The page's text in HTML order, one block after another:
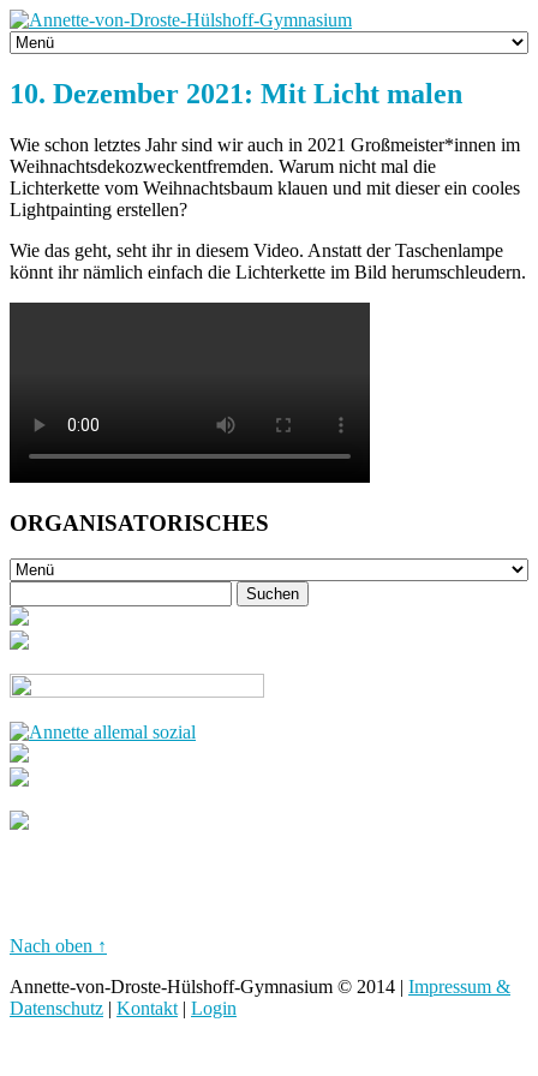
10. Dezember 2021: Mit Licht malen
Wie schon letztes Jahr sind wir auch in 2021 Großmeister*innen im
Weihnachtsdekozweckentfremden. Warum nicht mal die
Lichterkette vom Weihnachtsbaum klauen und mit dieser ein cooles
Lightpainting erstellen?
Wie das geht, seht ihr in diesem Video. Anstatt der Taschenlampe
könnt ihr nämlich einfach die Lichterkette im Bild herumschleudern.
ORGANISATORISCHES
Nach oben ↑
Annette-von-Droste-Hülshoff-Gymnasium © 2014 | Impressum &
Datenschutz | Kontakt | Login